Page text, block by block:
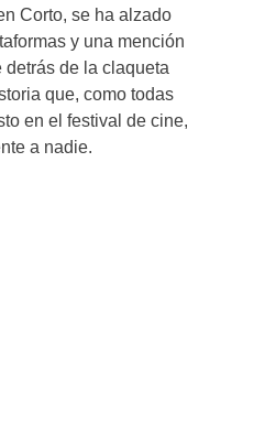
Corto, se ha alzado
y una mención
de la claqueta
que, como todas
en el festival de cine,
a nadie.